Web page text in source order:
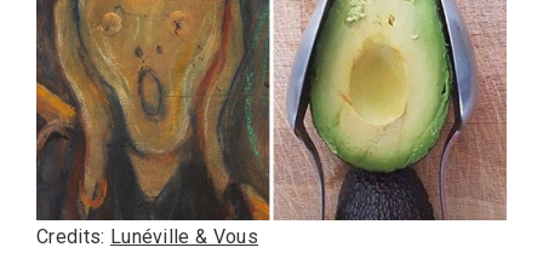
Credits: Lunéville & Vous